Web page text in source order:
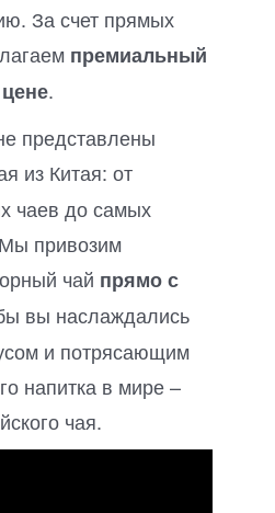
За счет прямых
премиальный
.
представлены
из Китая: от
чаев до самых
привозим
чай прямо с
вы наслаждались
и потрясающим
напитка в мире –
чая.